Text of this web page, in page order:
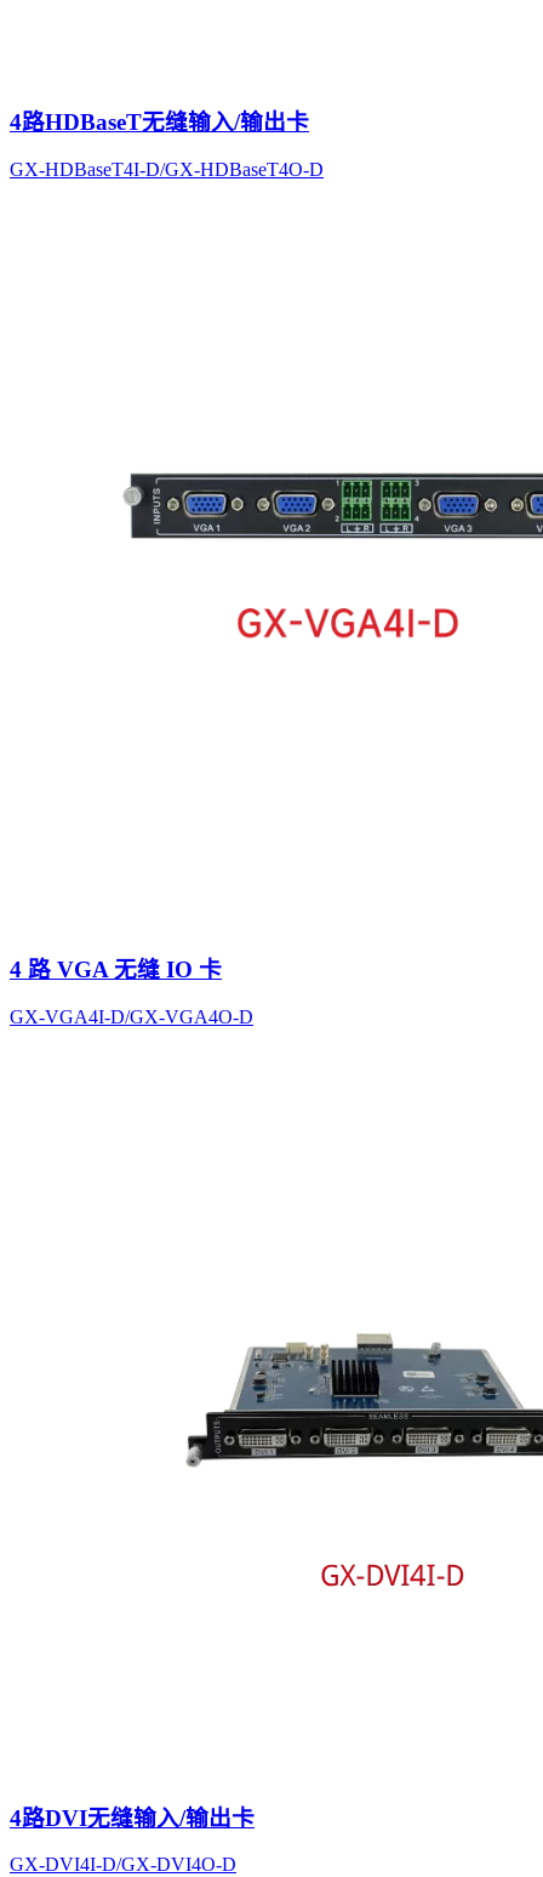
4路HDBaseT无缝输入/输出卡
GX-HDBaseT4I-D/GX-HDBaseT4O-D
4 路 VGA 无缝 IO 卡
GX-VGA4I-D/GX-VGA4O-D
4路DVI无缝输入/输出卡
GX-DVI4I-D/GX-DVI4O-D